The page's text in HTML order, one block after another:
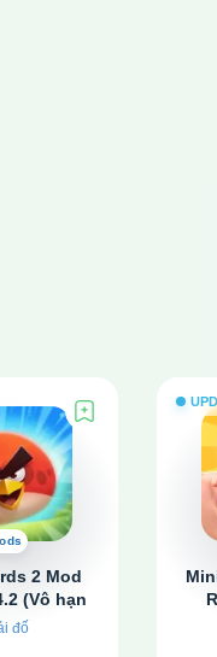
2 Mod
(Vô hạn
quý)
đố